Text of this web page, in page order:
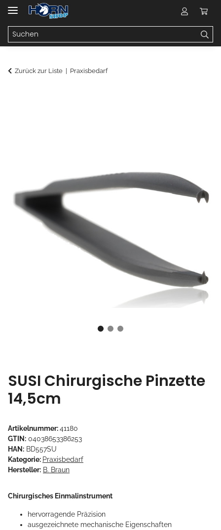
Zurück zur Liste Praxisbedarf
SUSI Chirurgische Pinzette
14,5cm
Artikelnummer:41180
GTIN: 04038653386253
HAN: BD557SU
Kategorie: Praxisbedarf
Hersteller: B. Braun
Chirurgisches Einmalinstrument
hervorragende Präzision
ausgezeichnete mechanische Eigenschaften